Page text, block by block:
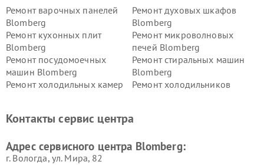
Ремонт варочных панелей
Blomberg
Ремонт духовых шкафов
Blomberg
Ремонт кухонных плит
Blomberg
Ремонт микроволновых
печей Blomberg
Ремонт посудомоечных
машин Blomberg
Ремонт стиральных машин
Blomberg
Ремонт холодильных камер
Ремонт холодильников
Контакты сервис центра
Адрес сервисного центра Blomberg:
г. Вологда, ул. Мира, 82